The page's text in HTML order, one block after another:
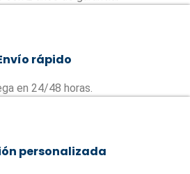
rápido
en 24/48 horas.
personalizada